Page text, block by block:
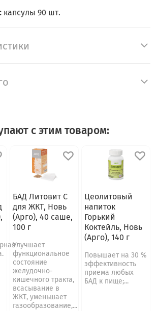
капсулы 90 шт.
с этим товаром:
БАД Литовит С
для ЖКТ, Новь
(Арго), 40 саше,
100 г
Улучшает
функциональное
состояние
желудочно-
кишечного тракта,
всасывание в
ЖКТ, уменьшает
газообразование,...
Цеолитовый
напиток
Горький
Коктейль, Новь
(Арго), 140 г
Повышает на 30 %
эффективность
приема любых
БАД к пище;...